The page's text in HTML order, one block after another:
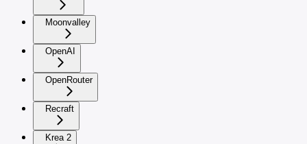
Moonvalley
OpenAI
OpenRouter
Recraft
Krea 2